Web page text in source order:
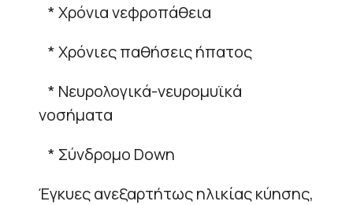
* Χρόνια νεφροπάθεια
* Χρόνιες παθήσεις ήπατος
* Νευρολογικά-νευρομυϊκά
νοσήματα
* Σύνδρομο Down
Έγκυες ανεξαρτήτως ηλικίας κύησης,